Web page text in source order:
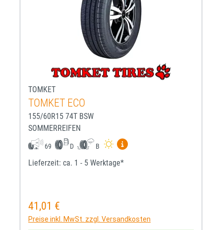
TOMKET
TOMKET ECO
155/60R15 74T BSW
SOMMERREIFEN
69 D B
Mehr Informationen zum
Lieferzeit: ca. 1 - 5 Werktage*
Regulärer Preis:
41,01 €
Preise inkl. MwSt. zzgl. Versandkosten